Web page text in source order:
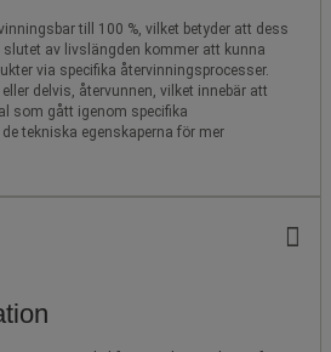
till 100 %, vilket betyder att dess
av livslängden kommer att kunna
via specifika återvinningsprocesser.
delvis, återvunnen, vilket innebär att
som gått igenom specifika
tekniska egenskaperna för mer